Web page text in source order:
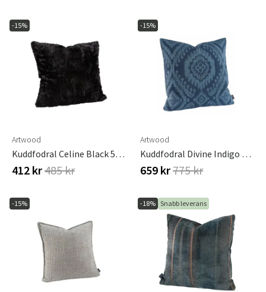
-15%
Artwood
Kuddfodral Celine Black 50X50 Cm
412 kr485 kr
-15%
Artwood
Kuddfodral Divine Indigo 50X50 Cm
659 kr775 kr
-15% -18% Snabb leverans